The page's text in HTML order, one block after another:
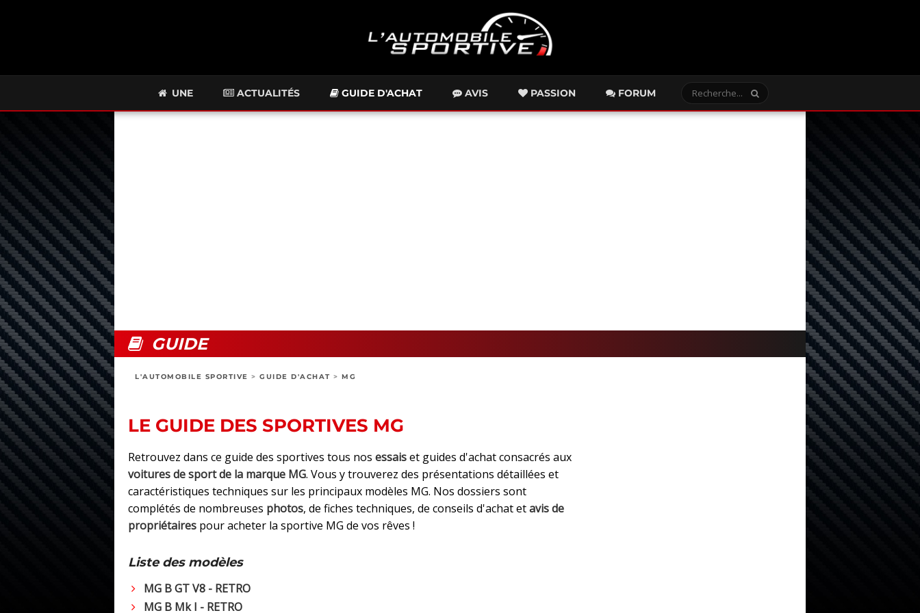
UNE ACTUALITÉS GUIDE D'ACHAT AVIS PASSION FORUM
GUIDE
L'AUTOMOBILE SPORTIVE > GUIDE D'ACHAT > MG
LE GUIDE DES SPORTIVES MG
Retrouvez dans ce guide des sportives tous nos essaiset guides d'achat consacrés aux
voitures de sport de la marque MG. Vous y trouverez des présentations détaillées et
caractéristiques techniques sur les principaux modèles MG. Nos dossiers sont
complétés de nombreuses photos, de fiches techniques, de conseils d'achat etavis de
propriétaires pour acheter la sportive MG de vos rêves !
Liste des modèles
MG B GT V8 - RETRO
MG B Mk I - RETRO